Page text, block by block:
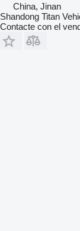
China, Jinan
Shandong Titan
Contacte con el